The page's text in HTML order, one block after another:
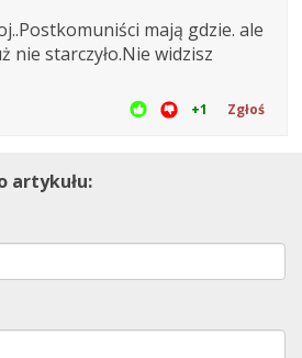
mają gdzie. ale
nie starczyło.Nie widzisz
+1 Zgłoś
artykułu: